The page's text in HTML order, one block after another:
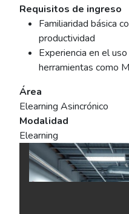
Requisitos de ingreso
Familiaridad básica
productividad
Experiencia en el
herramientas como
Área
Elearning Asincrónico
Modalidad
Elearning
Ficha del curso